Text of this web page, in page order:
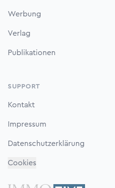
Werbung
Verlag
Publikationen
SUPPORT
Kontakt
Impressum
Datenschutzerklärung
Cookies